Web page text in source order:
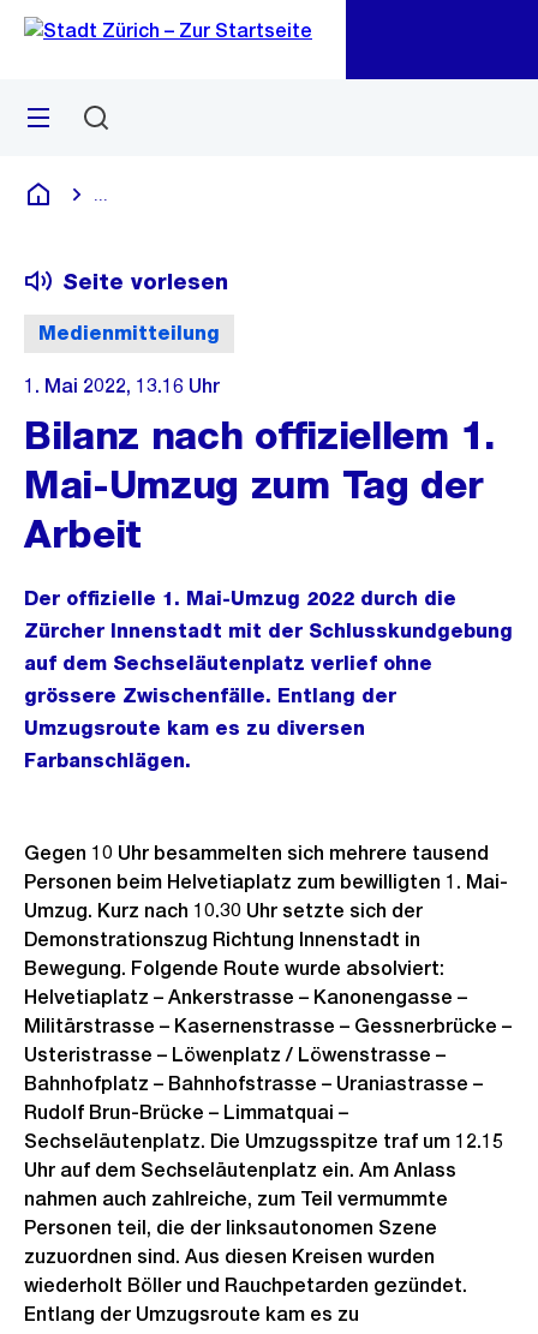
Navigation
Sprunglink
Menü
Deutsch
Medienmitteilung
Seite vorlesen
1. Mai 2022, 13.16 Uhr
Bilanz nach offiziellem 1.
Mai-Umzug zum Tag der
Arbeit
Der offizielle 1. Mai-Umzug 2022 durch die
Zürcher Innenstadt mit der Schlusskundgebung
auf dem Sechseläutenplatz verlief ohne
grössere Zwischenfälle. Entlang der
Umzugsroute kam es zu diversen
Farbanschlägen.
Gegen 10 Uhr besammelten sich mehrere tausend
Personen beim Helvetiaplatz zum bewilligten 1. Mai-
Umzug. Kurz nach 10.30 Uhr setzte sich der
Demonstrationszug Richtung Innenstadt in
Bewegung. Folgende Route wurde absolviert:
Helvetiaplatz – Ankerstrasse – Kanonengasse –
Militärstrasse – Kasernenstrasse – Gessnerbrücke –
Usteristrasse – Löwenplatz / Löwenstrasse –
Bahnhofplatz – Bahnhofstrasse – Uraniastrasse –
Rudolf Brun-Brücke – Limmatquai –
Sechseläutenplatz. Die Umzugsspitze traf um 12.15
Uhr auf dem Sechseläutenplatz ein. Am Anlass
nahmen auch zahlreiche, zum Teil vermummte
Personen teil, die der linksautonomen Szene
zuzuordnen sind. Aus diesen Kreisen wurden
wiederholt Böller und Rauchpetarden gezündet.
Entlang der Umzugsroute kam es zu